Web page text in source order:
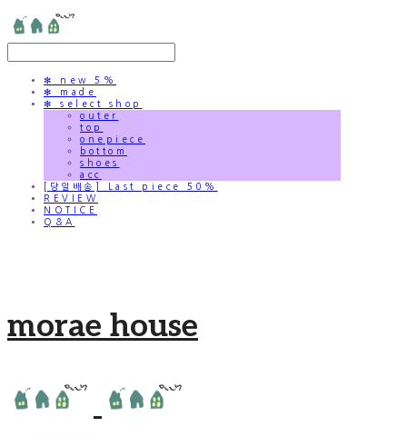
✻ new 5%
✻ made
✻ select shop
outer
top
onepiece
bottom
shoes
acc
[당일배송] Last piece 50%
REVIEW
NOTICE
Q&A
morae house